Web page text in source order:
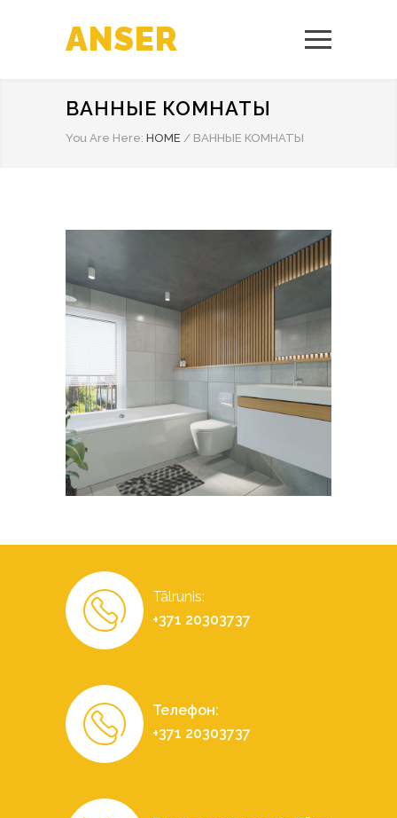
ANSER
ВАННЫЕ КОМНАТЫ
You Are Here: HOME / ВАННЫЕ КОМНАТЫ
Tālrunis:
+371 20303737
Телефон:
+371 20303737